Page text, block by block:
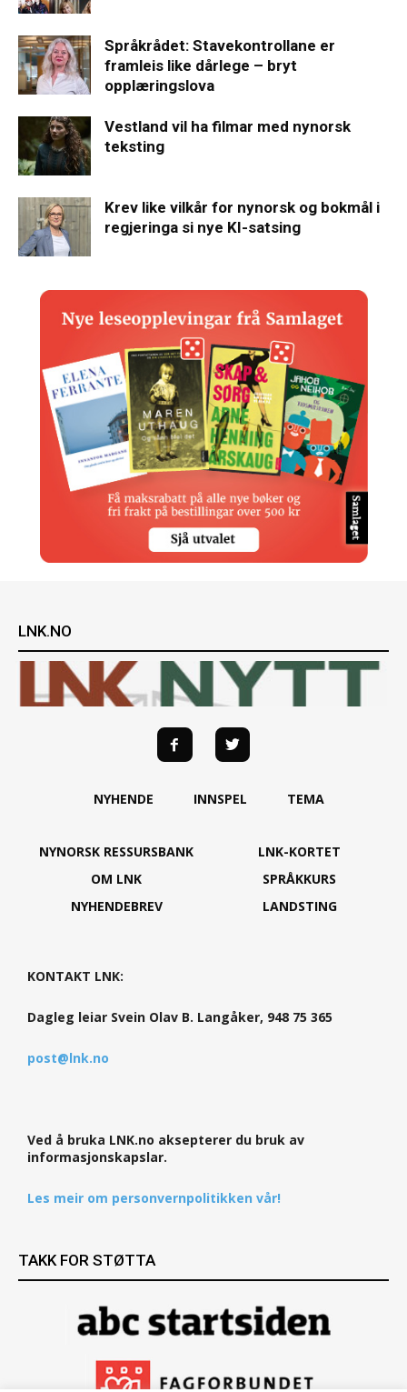
Språkrådet: Stavekontrollane er
framleis like dårlege – bryt
opplæringslova
Vestland vil ha filmar med nynorsk
teksting
Krev like vilkår for nynorsk og bokmål i
regjeringa si nye KI-satsing
LNK.NO
NYHENDE INNSPEL TEMA
NYNORSK RESSURSBANK
OM LNK
NYHENDEBREV
LNK-KORTET
SPRÅKKURS
LANDSTING
KONTAKT LNK:
Dagleg leiar Svein Olav B. Langåker, 948 75 365
post@lnk.no
Ved å bruka LNK.no aksepterer du bruk av
informasjonskapslar.
Les meir om personvernpolitikken vår!
TAKK FOR STØTTA